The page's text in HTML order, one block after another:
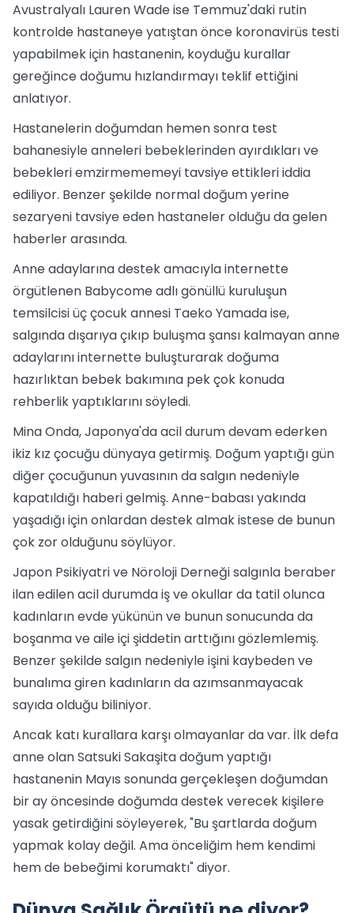
Avustralyalı Lauren Wade ise Temmuz'daki rutin
kontrolde hastaneye yatıştan önce koronavirüs testi
yapabilmek için hastanenin, koyduğu kurallar
gereğince doğumu hızlandırmayı teklif ettiğini
anlatıyor.
Hastanelerin doğumdan hemen sonra test
bahanesiyle anneleri bebeklerinden ayırdıkları ve
bebekleri emzirmememeyi tavsiye ettikleri iddia
ediliyor. Benzer şekilde normal doğum yerine
sezaryeni tavsiye eden hastaneler olduğu da gelen
haberler arasında.
Anne adaylarına destek amacıyla internette
örgütlenen Babycome adlı gönüllü kuruluşun
temsilcisi üç çocuk annesi Taeko Yamada ise,
salgında dışarıya çıkıp buluşma şansı kalmayan anne
adaylarını internette buluşturarak doğuma
hazırlıktan bebek bakımına pek çok konuda
rehberlik yaptıklarını söyledi.
Mina Onda, Japonya'da acil durum devam ederken
ikiz kız çocuğu dünyaya getirmiş. Doğum yaptığı gün
diğer çocuğunun yuvasının da salgın nedeniyle
kapatıldığı haberi gelmiş. Anne-babası yakında
yaşadığı için onlardan destek almak istese de bunun
çok zor olduğunu söylüyor.
Japon Psikiyatri ve Nöroloji Derneği salgınla beraber
ilan edilen acil durumda iş ve okullar da tatil olunca
kadınların evde yükünün ve bunun sonucunda da
boşanma ve aile içi şiddetin arttığını gözlemlemiş.
Benzer şekilde salgın nedeniyle işini kaybeden ve
bunalıma giren kadınların da azımsanmayacak
sayıda olduğu biliniyor.
Ancak katı kurallara karşı olmayanlar da var. İlk defa
anne olan Satsuki Sakaşita doğum yaptığı
hastanenin Mayıs sonunda gerçekleşen doğumdan
bir ay öncesinde doğumda destek verecek kişilere
yasak getirdiğini söyleyerek, "Bu şartlarda doğum
yapmak kolay değil. Ama önceliğim hem kendimi
hem de bebeğimi korumaktı" diyor.